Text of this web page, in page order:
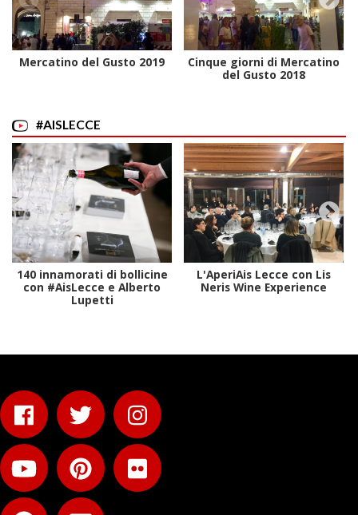
Mercatino del Gusto 2019
Cinque giorni di Mercatino
del Gusto 2018
#AISLECCE
140 innamorati di bollicine
con #AisLecce e Alberto
Lupetti
L'AperiAis Lecce con Lis
Neris Wine Experience